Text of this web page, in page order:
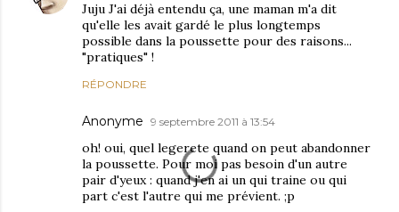
Juju J'ai déjà entendu ça, une maman m'a dit
qu'elle les avait gardé le plus longtemps
possible dans la poussette pour des raisons...
"pratiques" !
RÉPONDRE
Anonyme 9 septembre 2011 à 13:54
oh! oui, quel legerete quand on peut abandonner
la poussette. Pour moi pas besoin d'un autre
pair d'yeux : quand j'en ai un qui traine ou qui
part c'est l'autre qui me prévient. ;p